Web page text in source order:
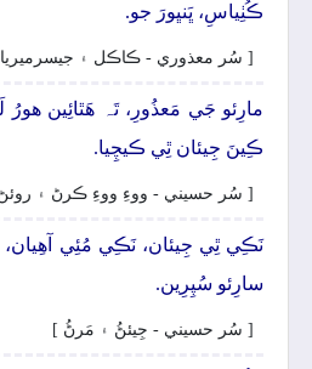
ڪُٺِياسِ، ڀَنڀورَ جو.
[ سُر معذوري - ڪاڪل ۽
مارِئو جَي مَعذُورِ، تَہ ھَٿائِين
ڪِينَ جِيئان ٿِي ڪيچِيا.
[ سُر حسيني - ووءِ ووءِ ڪرڻ ۽
نَڪِي ٿِي جِيئان، نَڪِي مُئِي
سارِئو سُپِرِين.
[ سُر حسيني - جِيئڻُ ۽ مَرڻُ ]